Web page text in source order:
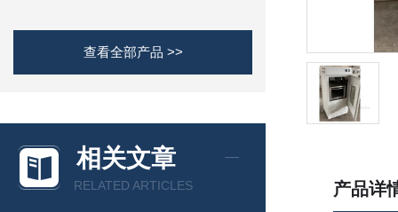
查看全部产品 >>
相关文章
RELATED ARTICLES 产品详